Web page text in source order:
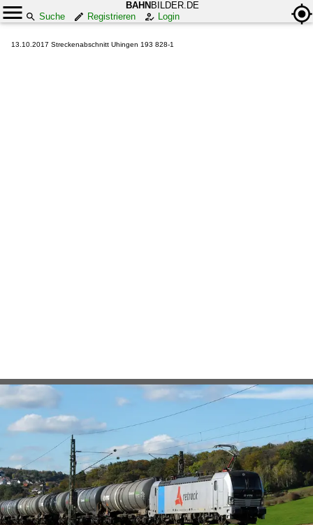
BAHN BILDER.DE
Suche
Registrieren Login
13.10.2017 Streckenabschnitt Uhingen 193 828-1